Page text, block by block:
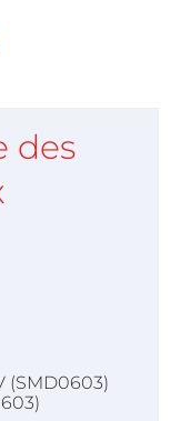
des
(SMD0603)